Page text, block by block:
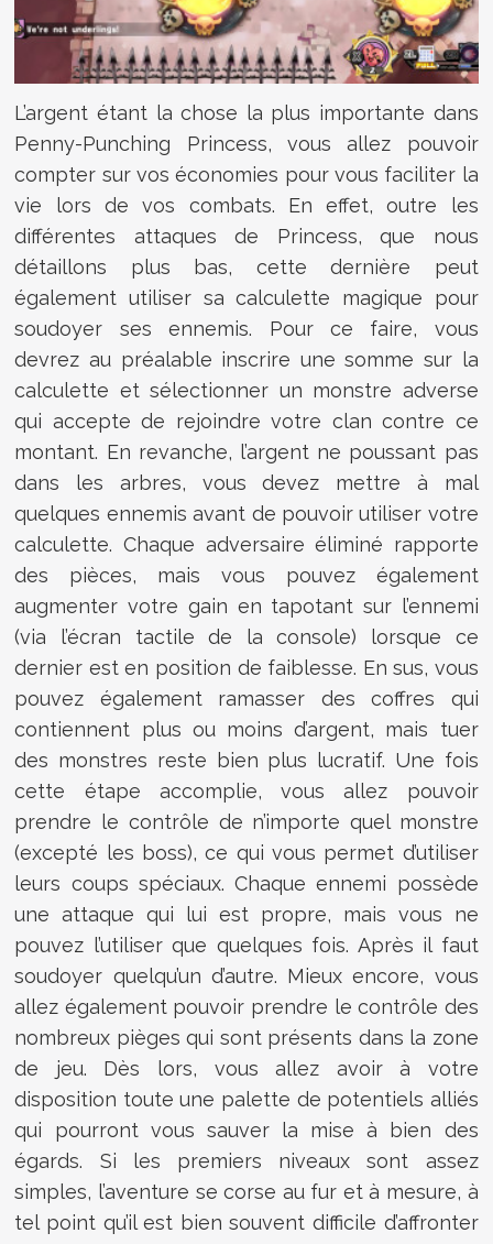
L’argent étant la chose la plus importante dans
Penny-Punching Princess, vous allez pouvoir
compter sur vos économies pour vous faciliter la
vie lors de vos combats. En effet, outre les
différentes attaques de Princess, que nous
détaillons plus bas, cette dernière peut
également utiliser sa calculette magique pour
soudoyer ses ennemis. Pour ce faire, vous
devrez au préalable inscrire une somme sur la
calculette et sélectionner un monstre adverse
qui accepte de rejoindre votre clan contre ce
montant. En revanche, l’argent ne poussant pas
dans les arbres, vous devez mettre à mal
quelques ennemis avant de pouvoir utiliser votre
calculette. Chaque adversaire éliminé rapporte
des pièces, mais vous pouvez également
augmenter votre gain en tapotant sur l’ennemi
(via l’écran tactile de la console) lorsque ce
dernier est en position de faiblesse. En sus, vous
pouvez également ramasser des coffres qui
contiennent plus ou moins d’argent, mais tuer
des monstres reste bien plus lucratif. Une fois
cette étape accomplie, vous allez pouvoir
prendre le contrôle de n’importe quel monstre
(excepté les boss), ce qui vous permet d’utiliser
leurs coups spéciaux. Chaque ennemi possède
une attaque qui lui est propre, mais vous ne
pouvez l’utiliser que quelques fois. Après il faut
soudoyer quelqu’un d’autre. Mieux encore, vous
allez également pouvoir prendre le contrôle des
nombreux pièges qui sont présents dans la zone
de jeu. Dès lors, vous allez avoir à votre
disposition toute une palette de potentiels alliés
qui pourront vous sauver la mise à bien des
égards. Si les premiers niveaux sont assez
simples, l’aventure se corse au fur et à mesure, à
tel point qu’il est bien souvent difficile d’affronter